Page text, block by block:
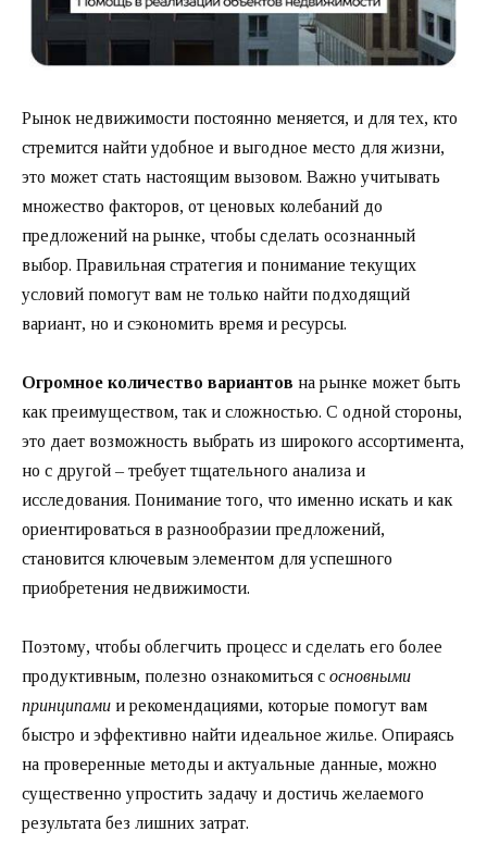
Рынок недвижимости постоянно меняется, и для тех, кто
стремится найти удобное и выгодное место для жизни,
это может стать настоящим вызовом. Важно учитывать
множество факторов, от ценовых колебаний до
предложений на рынке, чтобы сделать осознанный
выбор. Правильная стратегия и понимание текущих
условий помогут вам не только найти подходящий
вариант, но и сэкономить время и ресурсы.
Огромное количество вариантов на рынке может быть
как преимуществом, так и сложностью. С одной стороны,
это дает возможность выбрать из широкого ассортимента,
но с другой – требует тщательного анализа и
исследования. Понимание того, что именно искать и как
ориентироваться в разнообразии предложений,
становится ключевым элементом для успешного
приобретения недвижимости.
Поэтому, чтобы облегчить процесс и сделать его более
продуктивным, полезно ознакомиться с основными
принципами и рекомендациями, которые помогут вам
быстро и эффективно найти идеальное жилье. Опираясь
на проверенные методы и актуальные данные, можно
существенно упростить задачу и достичь желаемого
результата без лишних затрат.